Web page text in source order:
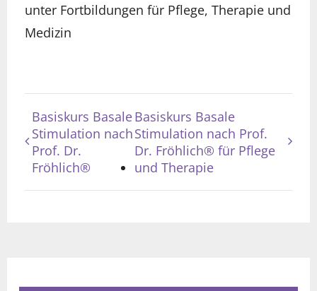
unter Fortbildungen für Pflege, Therapie und
Medizin
Basiskurs Basale
Stimulation nach
Prof. Dr.
Fröhlich®
Basiskurs Basale
Stimulation nach Prof.
Dr. Fröhlich® für Pflege
und Therapie